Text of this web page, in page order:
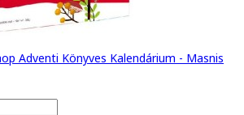
Adventi Könyves Kalendárium - Masnis